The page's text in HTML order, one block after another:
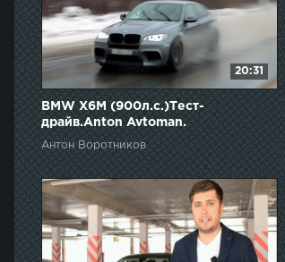
20:31
BMW X6M (900л.с.)Тест-
драйв.Anton Avtoman.
Антон Воротников